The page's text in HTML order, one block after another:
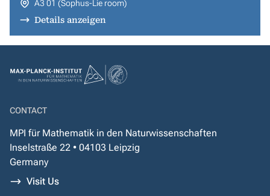
A3 01 (Sophus-Lie room)
Details anzeigen
CONTACT
MPI für Mathematik in den Naturwissenschaften
Inselstraße 22 • 04103 Leipzig
Germany
Visit Us